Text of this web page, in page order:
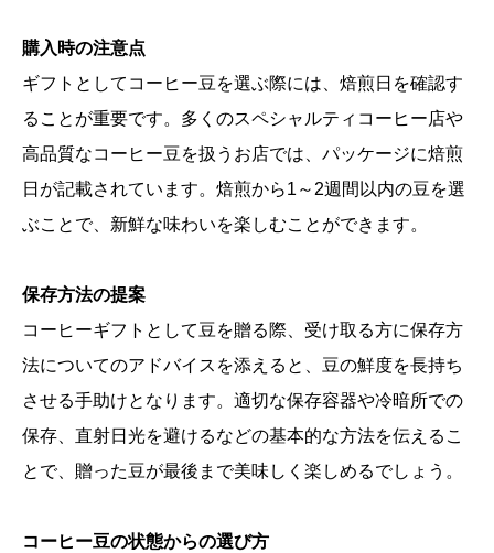
購入時の注意点
ギフトとしてコーヒー豆を選ぶ際には、焙煎日を確認す
ることが重要です。多くのスペシャルティコーヒー店や
高品質なコーヒー豆を扱うお店では、パッケージに焙煎
日が記載されています。焙煎から1～2週間以内の豆を選
ぶことで、新鮮な味わいを楽しむことができます。
保存方法の提案
コーヒーギフトとして豆を贈る際、受け取る方に保存方
法についてのアドバイスを添えると、豆の鮮度を長持ち
させる手助けとなります。適切な保存容器や冷暗所での
保存、直射日光を避けるなどの基本的な方法を伝えるこ
とで、贈った豆が最後まで美味しく楽しめるでしょう。
コーヒー豆の状態からの選び方